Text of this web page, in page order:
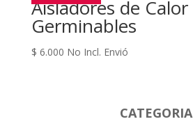
Aisladores de Calor
Germinables
$ 6.000 No Incl. Envió
CATEGORIA